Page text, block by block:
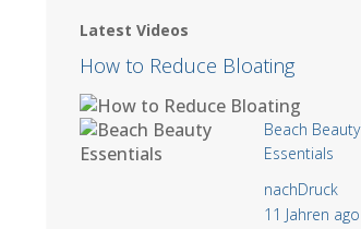
Latest Videos
How to Reduce Bloating
Beach Beauty
Essentials
nachDruck
11 Jahren ago